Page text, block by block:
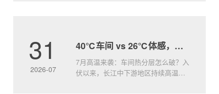
31
2026-07
40℃车间 vs 26℃体感，就差这一台大王风扇
7月高温来袭：车间热分层怎么破？入
伏以来，长江中下游地区持续高温，